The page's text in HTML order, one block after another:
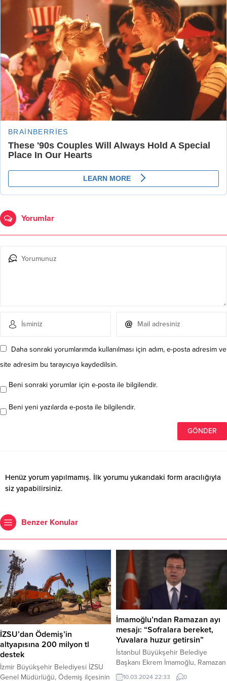
Yorumlar
Daha sonraki yorumlarımda kullanılması için adım, e-posta adresim ve
site adresim bu tarayıcıya kaydedilsin.
Beni sonraki yorumlar için e-posta ile bilgilendir.
Beni yeni yazılarda e-posta ile bilgilendir.
Henüz yorum yapılmamış. İlk yorumu yukarıdaki form aracılığıyla
siz yapabilirsiniz.
Benzer Konular
İZSU’dan Ödemiş’in
altyapısına 200 milyon tl
destek
İzmir Büyükşehir Belediyesi İZSU
Genel Müdürlüğü, Ödemiş ilçesinin
İmamoğlu’ndan Ramazan ayı
mesajı: “Sofralara bereket,
Yuvalara huzur getirsin”
İstanbul Büyükşehir Belediye
Başkanı Ekrem İmamoğlu, Ramazan
ayının gelmesi dolayısıyla bir mesaj
10.03.2024 22:33 0